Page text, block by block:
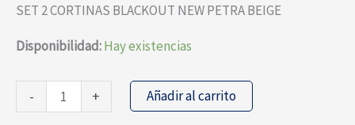
SET 2 CORTINAS BLACKOUT NEW PETRA BEIGE
Disponibilidad:Hay existencias
-
2
+ Añadir al carrito